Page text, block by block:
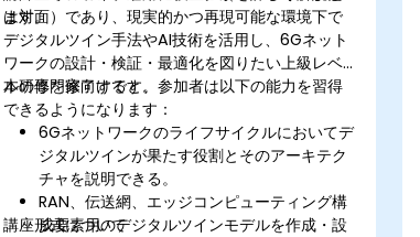
ます。
は対面）であり、現実的かつ再現可能な環境下で
デジタルツイン手法やAI技術を活用し、6Gネット
ワークの設計・検証・最適化を図りたい上級レベ
ルの専門家向けです。
本研修を修了すると、参加者は以下の能力を習得
できるようになります：
6Gネットワークのライフサイクルにおいてデ
ジタルツインが果たす役割とそのアーキテク
チャを説明できる。
RAN、伝送網、エッジコンピューティング構
成要素用のデジタルツインモデルを作成・設
講座形式について